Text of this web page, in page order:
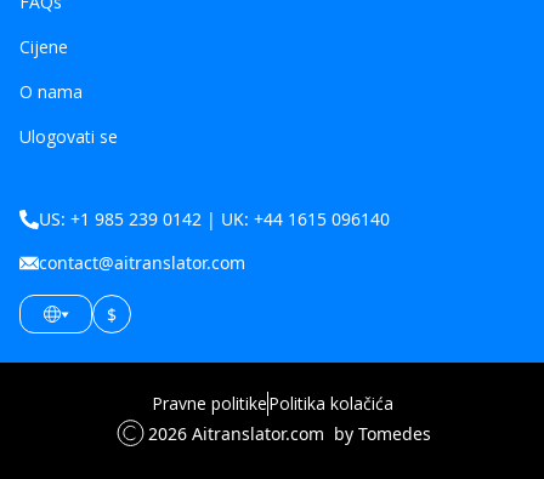
Cijene
O nama
Ulogovati se
US: +1 985 239 0142 | UK: +44 1615 096140
contact@aitranslator.com
$
2026 Aitranslator.com by Tomedes
Pravne politikePolitika kolačića